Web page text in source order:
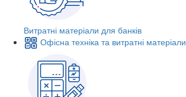
Витратні матеріали для банків
Офісна техніка та витратні матеріали